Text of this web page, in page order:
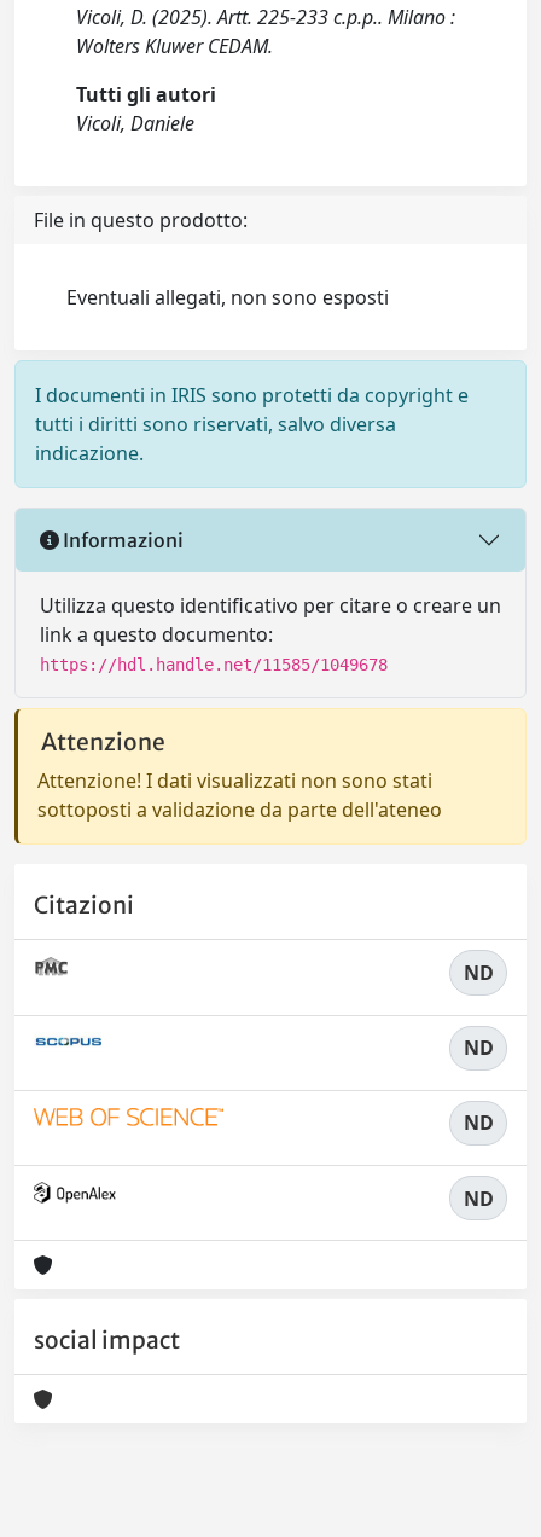
Vicoli, D. (2025). Artt. 225-233 c.p.p.. Milano :
Wolters Kluwer CEDAM.
Tutti gli autori
Vicoli, Daniele
File in questo prodotto:
Eventuali allegati, non sono esposti
I documenti in IRIS sono protetti da copyright e
tutti i diritti sono riservati, salvo diversa
indicazione.
Informazioni
Utilizza questo identificativo per citare o creare un
link a questo documento:
https://hdl.handle.net/11585/1049678
Attenzione
Attenzione! I dati visualizzati non sono stati
sottoposti a validazione da parte dell'ateneo
Citazioni
ND
ND
ND
ND
social impact